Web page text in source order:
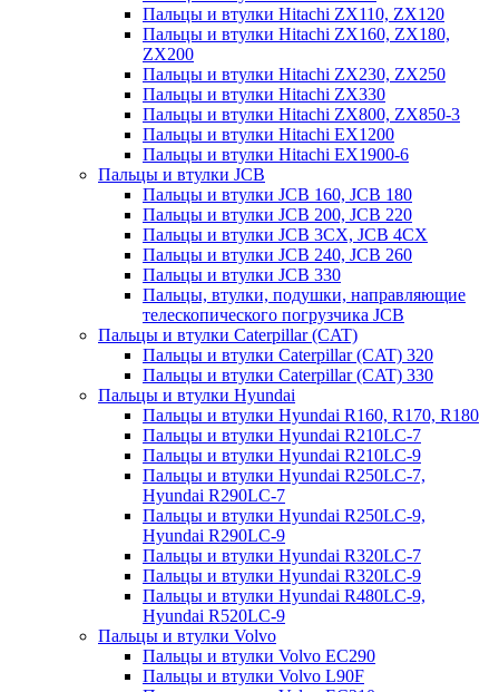
Пальцы и втулки Hitachi ZX110, ZX120
Пальцы и втулки Hitachi ZX160, ZX180,
ZX200
Пальцы и втулки Hitachi ZX230, ZX250
Пальцы и втулки Hitachi ZX330
Пальцы и втулки Hitachi ZX800, ZX850-3
Пальцы и втулки Hitachi EX1200
Пальцы и втулки Hitachi EX1900-6
Пальцы и втулки JCB
Пальцы и втулки JCB 160, JCB 180
Пальцы и втулки JCB 200, JCB 220
Пальцы и втулки JCB 3CX, JCB 4CX
Пальцы и втулки JCB 240, JCB 260
Пальцы и втулки JCB 330
Пальцы, втулки, подушки, направляющие
телескопического погрузчика JCB
Пальцы и втулки Caterpillar (CAT)
Пальцы и втулки Caterpillar (CAT) 320
Пальцы и втулки Caterpillar (CAT) 330
Пальцы и втулки Hyundai
Пальцы и втулки Hyundai R160, R170, R180
Пальцы и втулки Hyundai R210LC-7
Пальцы и втулки Hyundai R210LC-9
Пальцы и втулки Hyundai R250LC-7,
Hyundai R290LC-7
Пальцы и втулки Hyundai R250LC-9,
Hyundai R290LC-9
Пальцы и втулки Hyundai R320LC-7
Пальцы и втулки Hyundai R320LC-9
Пальцы и втулки Hyundai R480LC-9,
Hyundai R520LC-9
Пальцы и втулки Volvo
Пальцы и втулки Volvo EC290
Пальцы и втулки Volvo L90F